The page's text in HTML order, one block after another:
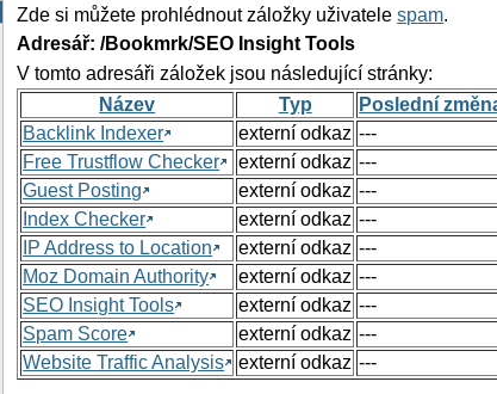
Zde si můžete prohlédnout záložky uživatelespam.
Adresář: /Bookmrk/SEO Insight Tools
V tomto adresáři záložek jsou následující stránky:
Název
Typ
Poslední
Backlink Indexer
externí odkaz ---
Free Trustflow Checker
externí odkaz ---
Guest Posting
externí odkaz ---
Index Checker
externí odkaz ---
IP Address to Location
externí odkaz ---
Moz Domain Authority
externí odkaz ---
SEO Insight Tools
externí odkaz ---
Spam Score
externí odkaz ---
Website Traffic Analysis
externí odkaz ---